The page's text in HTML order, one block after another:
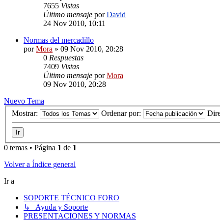
7655 Vistas
Último mensaje porDavid
24 Nov 2010, 10:11
Normas del mercadillo
porMora » 09 Nov 2010, 20:28
0 Respuestas
7409 Vistas
Último mensaje porMora
09 Nov 2010, 20:28
Nuevo Tema
Mostrar:
Ordenar por:
0 temas • Página 1 de 1
Volver a Índice general
Ir a
SOPORTE TÉCNICO FORO
↳ Ayuda y Soporte
PRESENTACIONES Y NORMAS